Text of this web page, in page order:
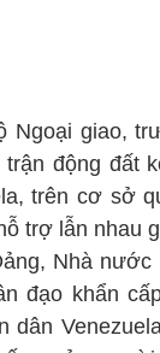
Ngoại giao,
động đất
trên cơ sở
trợ lẫn nhau
Nhà
đạo khẩn
dân